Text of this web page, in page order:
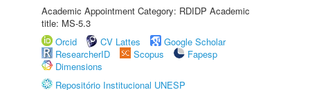
Academic Appointment Category: RDIDP Academic
title: MS-5.3
Orcid
CV Lattes
Google Scholar
ResearcherID
Scopus
Fapesp
Dimensions
Repositório Institucional UNESP